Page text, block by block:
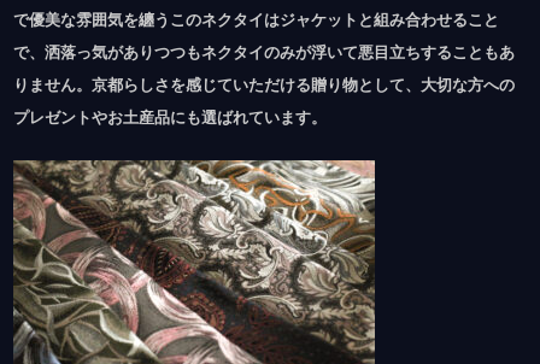
で優美な雰囲気を纏うこのネクタイはジャケットと組み合わせること
で、洒落っ気がありつつもネクタイのみが浮いて悪目立ちすることもあ
りません。京都らしさを感じていただける贈り物として、大切な方への
プレゼントやお土産品にも選ばれています。